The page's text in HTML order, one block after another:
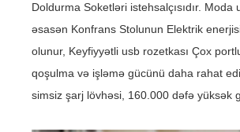
Doldurma Soketləri istehsalçısıdır. Moda
əsasən Konfrans Stolunun Elektrik
olunur, Keyfiyyətli usb rozetkası Çox
qoşulma və işləmə gücünü daha rahat
simsiz şarj lövhəsi, 160.000 dəfə yüksək